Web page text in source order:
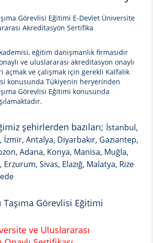
Görevlisi Eğitimi E-Devlet Üniversite
Akreditasyon Sertifika
eğitim danışmanlık firmasıdır
ve uluslararası akreditasyon onaylı
açmak ve çalışmak için gerekli Kalfalık
konusunda Tükiyenin heryerinden
Görevlisi Eğitimi konusunda
şehirlerden bazıları; İstanbul,
İzmir, Antalya, Diyarbakır, Gaziantep,
Adana, Konya, Manisa, Muğla,
Erzurum, Sivas, Elazığ, Malatya, Rize
Taşıma Görevlisi Eğitimi
ve Uluslararası